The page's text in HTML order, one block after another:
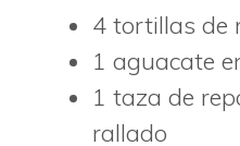
4 tortillas de
1 aguacate
1 taza de
rallado